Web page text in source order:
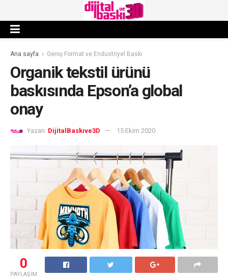
Ana sayfa Geniş Format ve Endüstriyel Baskı
Organik tekstil ürünü
baskısında Epson’a global
onay
Yazan: DijitalBaskıve3D 15 Ekim 2020
0
PAYLAŞIM